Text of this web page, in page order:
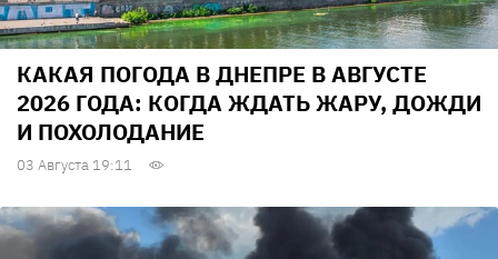
КАКАЯ ПОГОДА В ДНЕПРЕ В АВГУСТЕ
2026 ГОДА: КОГДА ЖДАТЬ ЖАРУ, ДОЖДИ
И ПОХОЛОДАНИЕ
03 Августа 19:11